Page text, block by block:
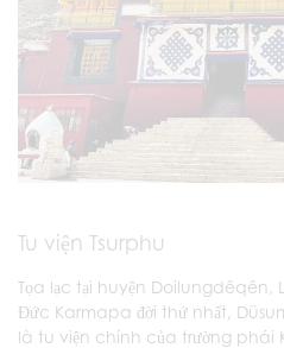
Tu viện Tsurphu
Tọa lạc tại huyện Doilungdêqên,
Đức Karmapa đời thứ nhất,
là tu viện chính của trường